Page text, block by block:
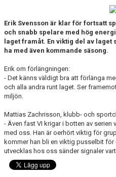
Erik Svensson är klar för fortsatt
och snabb spelare med hög
laget framåt. En viktig del av
ha med även kommande säsong.
Erik om förlängningen:
- Det känns väldigt bra att förlänga
och alla andra runt laget. Ser
miljön.
Mattias Zachrisson, klubb- och
- Även fast VI krigar i botten av serien
med oss. Han är oerhört viktig för
kommer han bli en viktig pusselbit
utvecklas hos oss sänder signaler